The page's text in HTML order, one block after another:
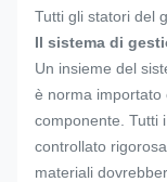
Tutti gli statori del
Il sistema di
Un insieme del
è norma importato
componente. Tutti
controllato
materiali